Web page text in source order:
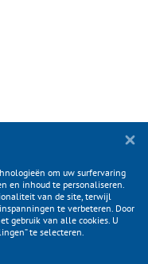
om uw surfervaring
en inhoud te personaliseren.
van de site, terwijl
te verbeteren. Door
gebruik van alle cookies. U
te selecteren.